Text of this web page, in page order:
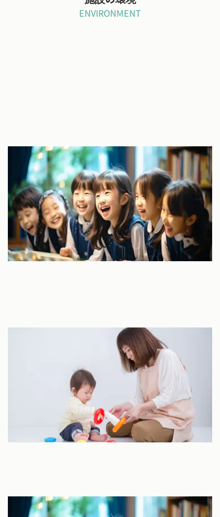
ENVIRONMENT
健康増進
街中にあるこども園ですが、園外保育や散歩を日常的に取り入
れ、子どもたちの健康増進に努めています。
坐禅指導